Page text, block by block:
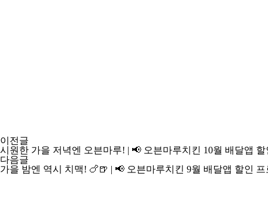
이전글
시원한 가을 저녁엔 오븐마루! | 📢 오븐마루치킨 10월 배달앱
다음글
가을 밤엔 역시 치맥! 🍗🍺 | 📢 오븐마루치킨 9월 배달앱 할인